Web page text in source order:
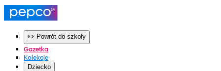
✏️ Powrót do szkoły
Gazetka
Kolekcje
Dziecko